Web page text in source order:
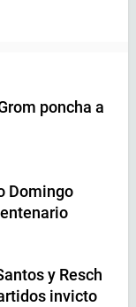
poncha a
Domingo
y Resch
invicto